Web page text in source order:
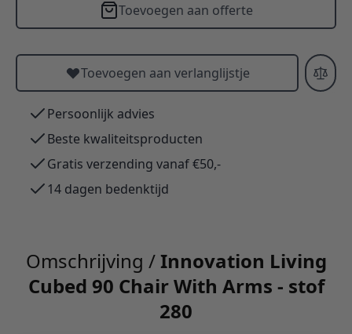
Toevoegen aan offerte
Toevoegen aan verlanglijstje
Persoonlijk advies
Beste kwaliteitsproducten
Gratis verzending vanaf €50,-
14 dagen bedenktijd
Omschrijving /Innovation Living
Cubed 90 Chair With Arms - stof
280